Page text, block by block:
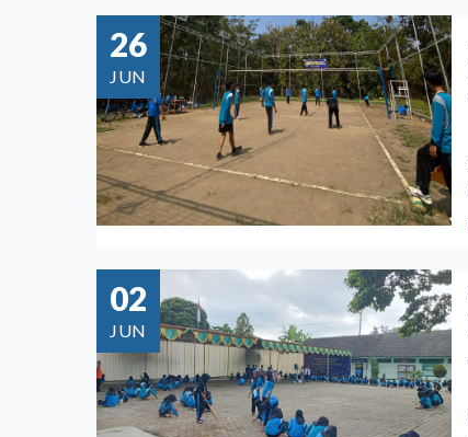
26
JUN
02
JUN